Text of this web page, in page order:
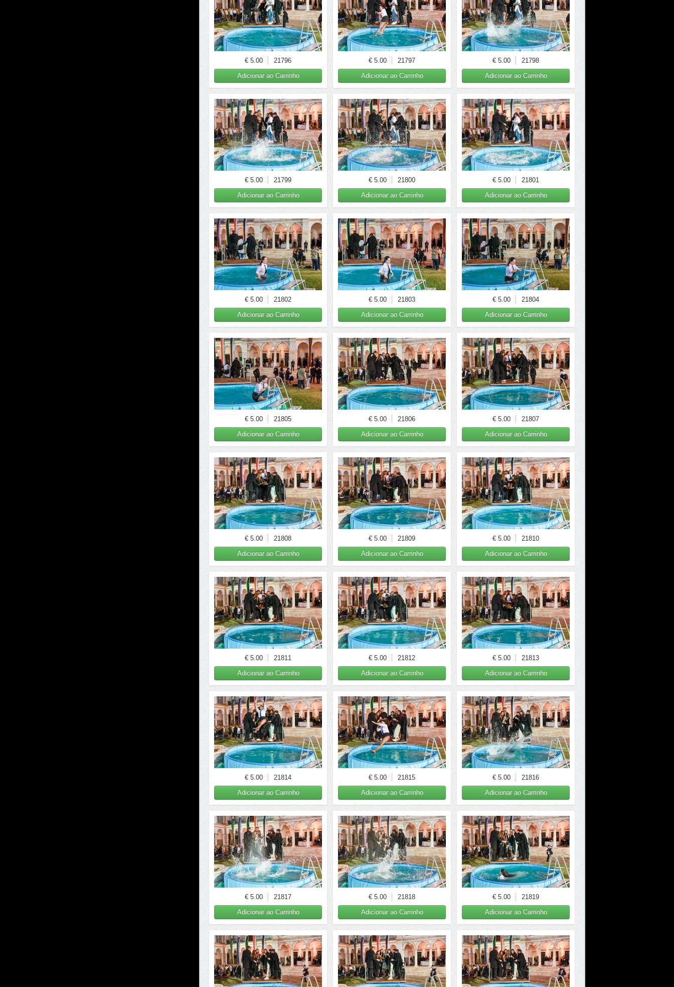
€ 5.00
21796
Adicionar ao Carrinho
€ 5.00
21797
Adicionar ao Carrinho
€ 5.00
21798
Adicionar ao Carrinho
€ 5.00
21799
Adicionar ao Carrinho
€ 5.00
21800
Adicionar ao Carrinho
€ 5.00
21801
Adicionar ao Carrinho
€ 5.00
21802
Adicionar ao Carrinho
€ 5.00
21803
Adicionar ao Carrinho
€ 5.00
21804
Adicionar ao Carrinho
€ 5.00
21805
Adicionar ao Carrinho
€ 5.00
21806
Adicionar ao Carrinho
€ 5.00
21807
Adicionar ao Carrinho
€ 5.00
21808
Adicionar ao Carrinho
€ 5.00
21809
Adicionar ao Carrinho
€ 5.00
21810
Adicionar ao Carrinho
€ 5.00
21811
Adicionar ao Carrinho
€ 5.00
21812
Adicionar ao Carrinho
€ 5.00
21813
Adicionar ao Carrinho
€ 5.00
21814
Adicionar ao Carrinho
€ 5.00
21815
Adicionar ao Carrinho
€ 5.00
21816
Adicionar ao Carrinho
€ 5.00
21817
Adicionar ao Carrinho
€ 5.00
21818
Adicionar ao Carrinho
€ 5.00
21819
Adicionar ao Carrinho